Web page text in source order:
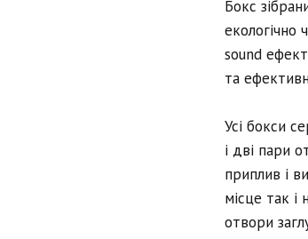
Бокс
екологічно
sound
та
Усі бокси
і дві пари
приплив і
місце так і
отвори